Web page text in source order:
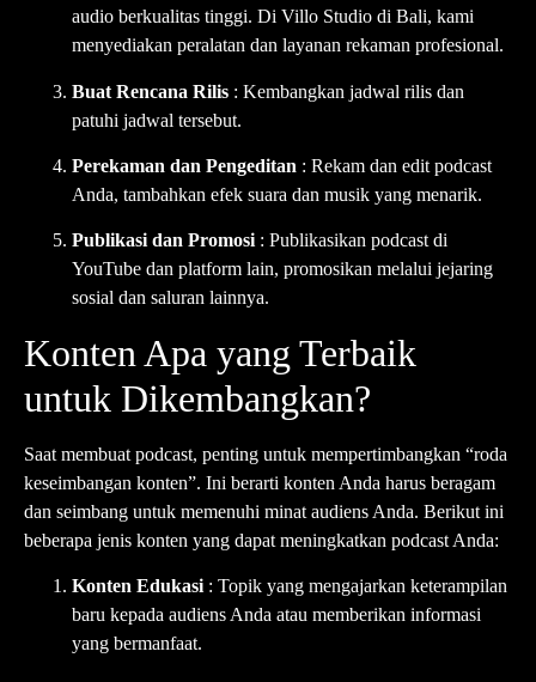
audio berkualitas tinggi. Di Villo Studio di Bali, kami
menyediakan peralatan dan layanan rekaman profesional.
Buat Rencana Rilis : Kembangkan jadwal rilis dan
patuhi jadwal tersebut.
Perekaman dan Pengeditan : Rekam dan edit podcast
Anda, tambahkan efek suara dan musik yang menarik.
Publikasi dan Promosi: Publikasikan podcast di
YouTube dan platform lain, promosikan melalui jejaring
sosial dan saluran lainnya.
Konten Apa yang Terbaik
untuk Dikembangkan?
Saat membuat podcast, penting untuk mempertimbangkan “roda
keseimbangan konten”. Ini berarti konten Anda harus beragam
dan seimbang untuk memenuhi minat audiens Anda. Berikut ini
beberapa jenis konten yang dapat meningkatkan podcast Anda:
Konten Edukasi : Topik yang mengajarkan keterampilan
baru kepada audiens Anda atau memberikan informasi
yang bermanfaat.